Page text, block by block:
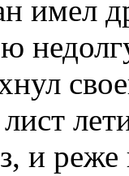
имел
и реже